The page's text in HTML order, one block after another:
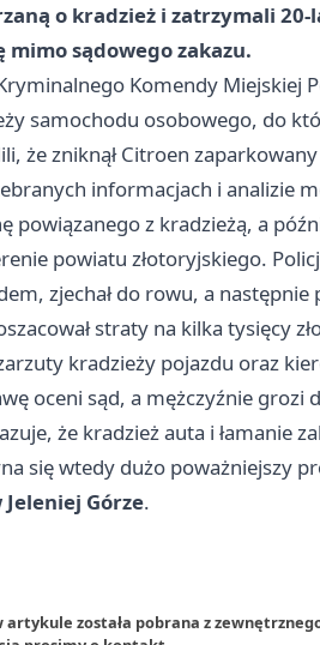
o kradzież i zatrzymali
mimo sądowego zakazu.
Komendy Miejskiej
samochodu osobowego, do
że zniknął Citroen
informacjach i analizie
powiązanego z kradzieżą, a
powiatu złotoryjskiego.
zjechał do rowu, a następnie
straty na kilka tysięcy
kradzieży pojazdu oraz
oceni sąd, a mężczyźnie
że kradzież auta i łamanie
się wtedy dużo poważniejszy
Jeleniej Górze.
została pobrana z